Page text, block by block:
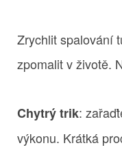
Zrychlit spalování
zpomalit v životě.
Chytrý trik:
výkonu. Krátká